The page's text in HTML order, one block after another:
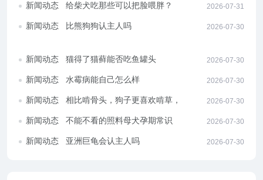
新闻动态 给柴犬吃那些可以把脸喂胖？ 2026-07-31
新闻动态 比熊狗狗认主人吗 2026-07-30
新闻动态 猫得了猫藓能否吃鱼罐头 2026-07-30
新闻动态 水霉病能自己怎么样 2026-07-30
新闻动态
相比啃骨头，狗子更喜欢啃草，这
2026-07-30
新闻动态 不能不看的照料母犬孕期常识 2026-07-30
新闻动态 亚洲巨龟会认主人吗 2026-07-30